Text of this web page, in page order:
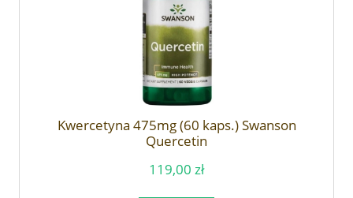
Kwercetyna 475mg (60 kaps.) Swanson
Quercetin
119,00 zł